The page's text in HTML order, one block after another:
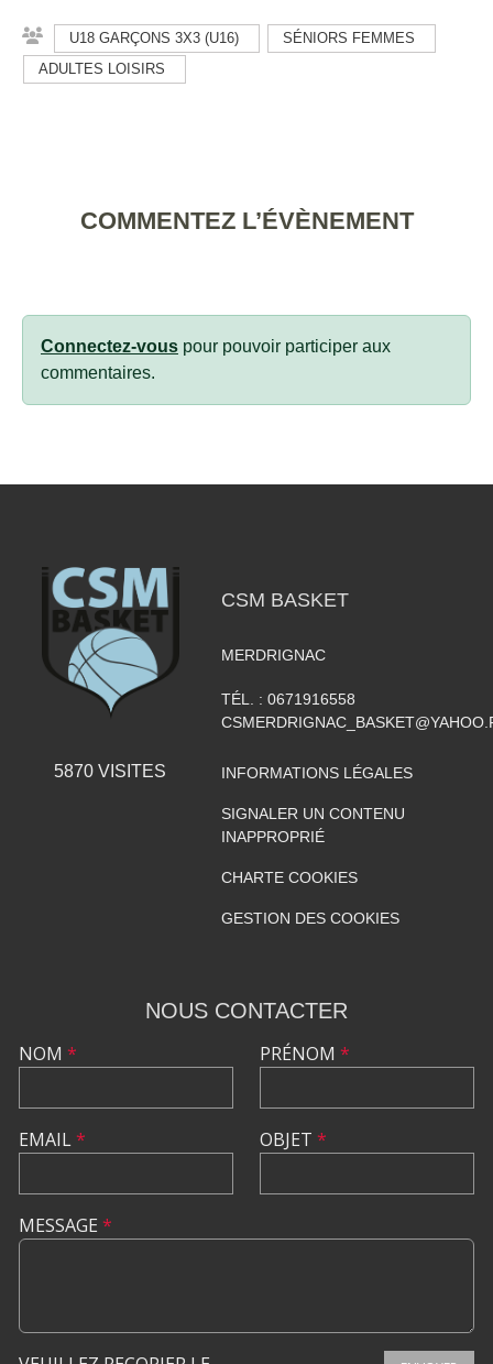
U18 GARÇONS 3X3 (U16)
SÉNIORS FEMMES
ADULTES LOISIRS
COMMENTEZ L’ÉVÈNEMENT
Connectez-vous pour pouvoir participer aux
commentaires.
5870 VISITES
CSM BASKET
MERDRIGNAC
TÉL. : 0671916558
INFORMATIONS LÉGALES
SIGNALER UN CONTENU
INAPPROPRIÉ
CHARTE COOKIES
GESTION DES COOKIES
NOUS CONTACTER
NOM *
EMAIL*
PRÉNOM *
OBJET *
MESSAGE *